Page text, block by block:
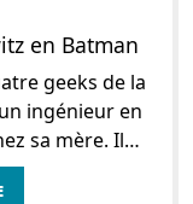
en Batman
geeks de la
ingénieur en
sa mère. Il
avec ses a